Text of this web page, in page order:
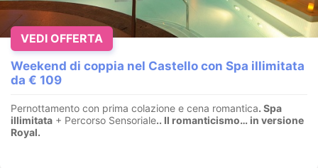
Weekend di coppia nel Castello con Spa illimitata
da € 109
Pernottamento con prima colazione e cena romantica. Spa
illimitata + Percorso Sensoriale.. Il romanticismo… in versione
Royal.
VEDI OFFERTA